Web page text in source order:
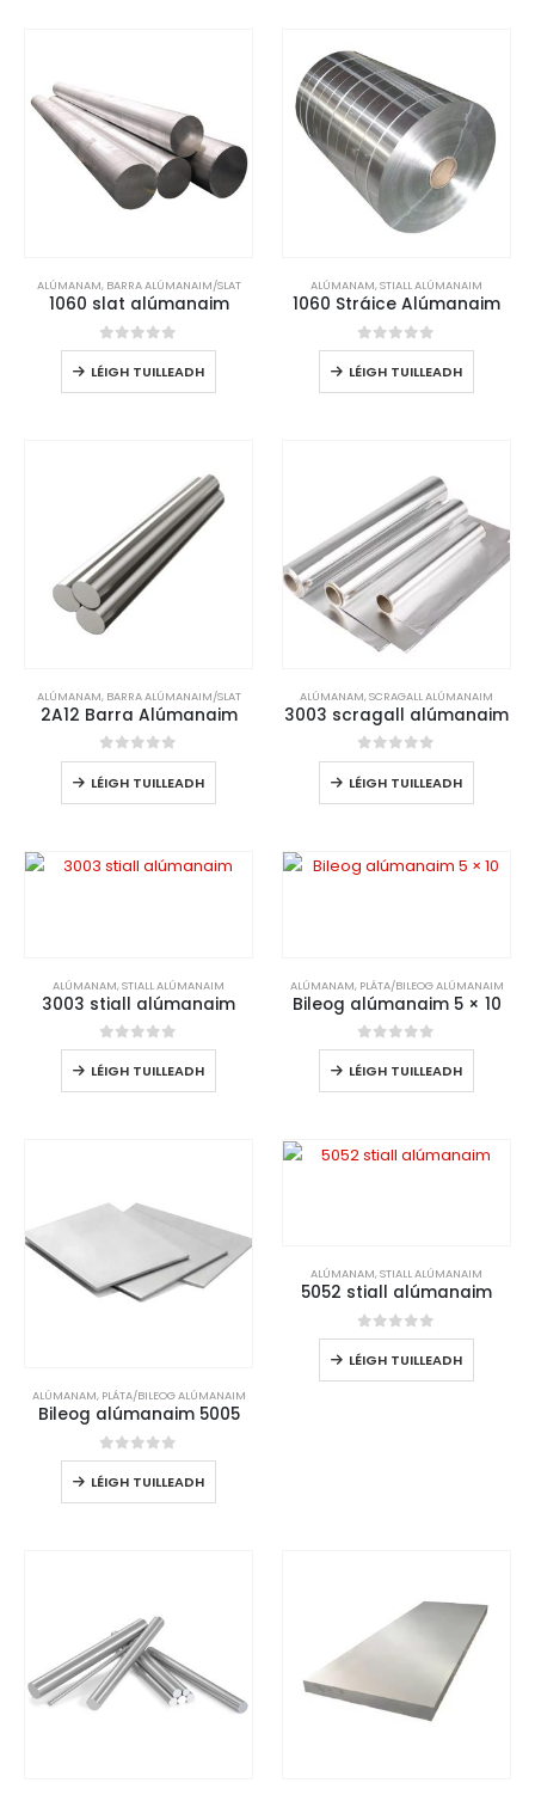
ALÚMANAM, BARRA ALÚMANAIM/SLAT
1060 slat alúmanaim
0As 5
LÉIGH TUILLEADH
ALÚMANAM,STIALL ALÚMANAIM
1060 Stráice Alúmanaim
0As 5
LÉIGH TUILLEADH
ALÚMANAM, BARRA ALÚMANAIM/SLAT
2A12 Barra Alúmanaim
0As 5
LÉIGH TUILLEADH
ALÚMANAM,SCRAGALL ALÚMANAIM
3003 scragall alúmanaim
0As 5
LÉIGH TUILLEADH
ALÚMANAM,STIALL ALÚMANAIM
3003 stiall alúmanaim
0As 5
LÉIGH TUILLEADH
ALÚMANAM, PLÁTA/BILEOG ALÚMANAIM
Bileog alúmanaim 5 × 10
0As 5
LÉIGH TUILLEADH
ALÚMANAM, PLÁTA/BILEOG ALÚMANAIM
Bileog alúmanaim 5005
0As 5
LÉIGH TUILLEADH
ALÚMANAM,STIALL ALÚMANAIM
5052 stiall alúmanaim
0As 5
LÉIGH TUILLEADH